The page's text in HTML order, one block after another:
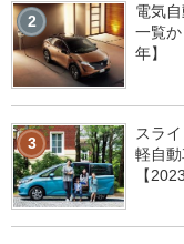
2
電気
一覧
年】
3
スラ
軽自
【